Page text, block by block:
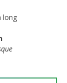
long